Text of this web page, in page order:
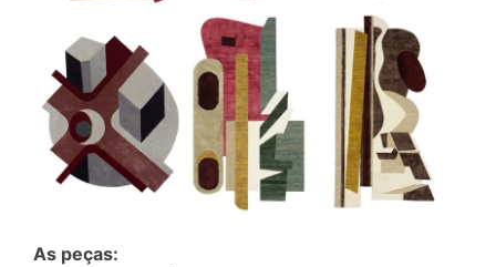
As peças: